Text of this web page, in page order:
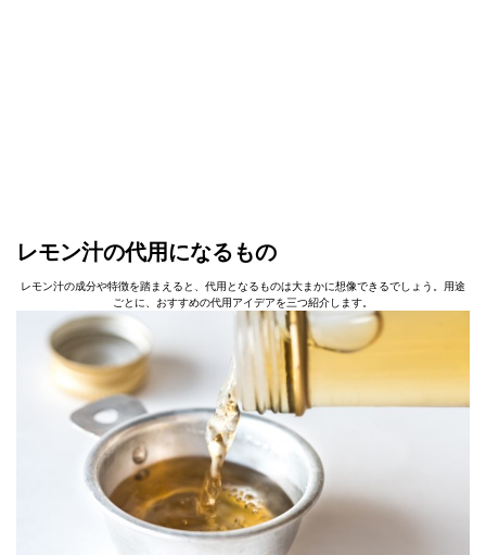
レモン汁の代用になるもの
レモン汁の成分や特徴を踏まえると、代用となるものは大まかに想像できるでしょう。用途
ごとに、おすすめの代用アイデアを三つ紹介します。